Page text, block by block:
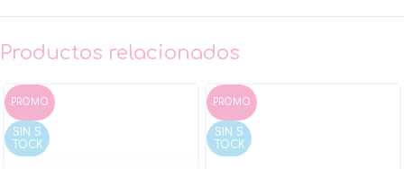
Productos relacionados
PROMO
SIN S
TOCK
PROMO
SIN S
TOCK